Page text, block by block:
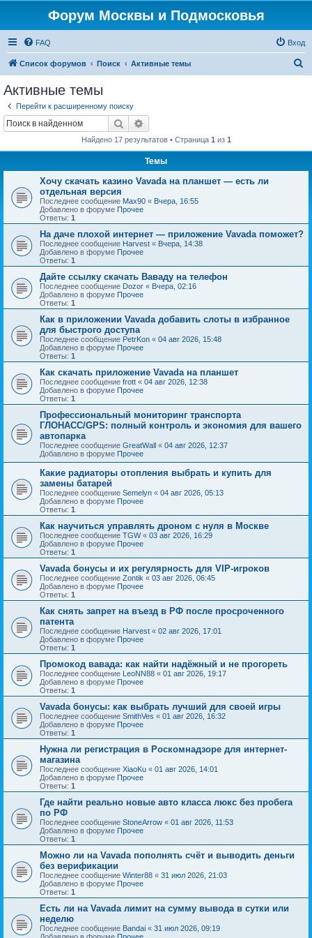
Форум Москвы и Подмосковья
FAQ Вход
Список форумов Поиск Активные темы
Активные темы
Перейти к расширенному поиску
Поиск
Найдено 17 результатов • Страница 1 из 1
Темы
Хочу скачать казино Vavada на планшет — есть ли
отдельная версия
Последнее сообщение Max90 « Вчера, 16:55
Добавлено в форуме Прочее
Ответы: 1
На даче плохой интернет — приложение Vavada поможет?
Последнее сообщение Harvest « Вчера, 14:38
Добавлено в форуме Прочее
Ответы: 1
Дайте ссылку скачать Ваваду на телефон
Последнее сообщение Dozor « Вчера, 02:16
Добавлено в форуме Прочее
Ответы: 1
Как в приложении Vavada добавить слоты в избранное
для быстрого доступа
Последнее сообщение PetrKon « 04 авг 2026, 15:48
Добавлено в форуме Прочее
Ответы: 1
Как скачать приложение Vavada на планшет
Последнее сообщение frott « 04 авг 2026, 12:38
Добавлено в форуме Прочее
Ответы: 1
Профессиональный мониторинг транспорта
ГЛОНАСС/GPS: полный контроль и экономия для вашего
автопарка
Последнее сообщение GreatWall « 04 авг 2026, 12:37
Добавлено в форуме Прочее
Какие радиаторы отопления выбрать и купить для
замены батарей
Последнее сообщение Semelyn « 04 авг 2026, 05:13
Добавлено в форуме Прочее
Ответы: 1
Как научиться управлять дроном с нуля в Москве
Последнее сообщение TGW« 03 авг 2026, 16:29
Добавлено в форуме Прочее
Ответы: 1
Vavada бонусы и их регулярность для VIP-игроков
Последнее сообщение Zontik « 03 авг 2026, 06:45
Добавлено в форуме Прочее
Ответы: 1
Как снять запрет на въезд в РФ после просроченного
патента
Последнее сообщение Harvest « 02 авг 2026, 17:01
Добавлено в форуме Прочее
Ответы: 1
Промокод вавада: как найти надёжный и не прогореть
Последнее сообщение LeoNN88 « 01 авг 2026, 19:17
Добавлено в форуме Прочее
Ответы: 1
Vavada бонусы: как выбрать лучший для своей игры
Последнее сообщение SmithVes « 01 авг 2026, 16:32
Добавлено в форуме Прочее
Ответы: 1
Нужна ли регистрация в Роскомнадзоре для интернет-
магазина
Последнее сообщение XiaoKu « 01 авг 2026, 14:01
Добавлено в форуме Прочее
Ответы: 1
Где найти реально новые авто класса люкс без пробега
по РФ
Последнее сообщение StoneArrow « 01 авг 2026, 11:53
Добавлено в форуме Прочее
Ответы: 1
Можно ли на Vavada пополнять счёт и выводить деньги
без верификации
Последнее сообщение Winter88 « 31 июл 2026, 21:03
Добавлено в форуме Прочее
Ответы: 1
Есть ли на Vavada лимит на сумму вывода в сутки или
неделю
Последнее сообщение Bandai « 31 июл 2026, 09:19
Добавлено в форуме Прочее